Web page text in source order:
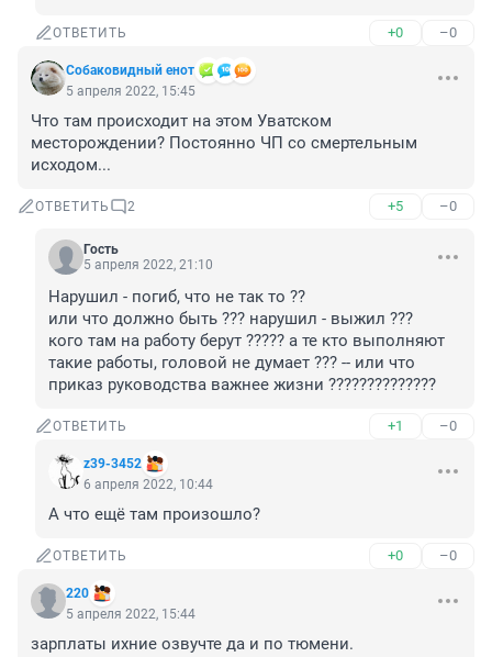
ОТВЕТИТЬ +0 –0
Собаковидный енот
5 апреля 2022, 15:45
Что там происходит на этом Уватском
месторождении? Постоянно ЧП со смертельным
исходом...
ОТВЕТИТЬ 2 +5 –0
Гость
5 апреля 2022, 21:10
Нарушил - погиб, что не так то ??
или что должно быть ??? нарушил - выжил ???
кого там на работу берут ????? а те кто выполняют
такие работы, головой не думает ??? -- или что
приказ руководства важнее жизни ??????????????
ОТВЕТИТЬ +1 –0
z39-3452
6 апреля 2022, 10:44
А что ещё там произошло?
ОТВЕТИТЬ +0 –0
220
5 апреля 2022, 15:44
зарплаты ихние озвучте да и по тюмени.